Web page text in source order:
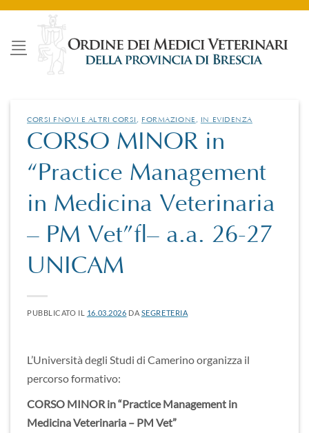
Salta
contenuti
CORSI FNOVI E ALTRI CORSI , FORMAZIONE , IN EVIDENZA
CORSO MINOR in
“Practice Management
in Medicina Veterinaria
– PM Vet” – a.a. 26-27
UNICAM
PUBBLICATO IL 16.03.2026 DA SEGRETERIA
L’Università degli Studi di Camerino organizza il
percorso formativo:
CORSO MINOR in “Practice Management in
Medicina Veterinaria – PM Vet”